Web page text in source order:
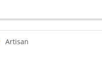
Artisan